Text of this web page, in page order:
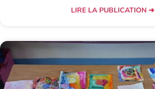
LIRE LA PUBLICATION ➜